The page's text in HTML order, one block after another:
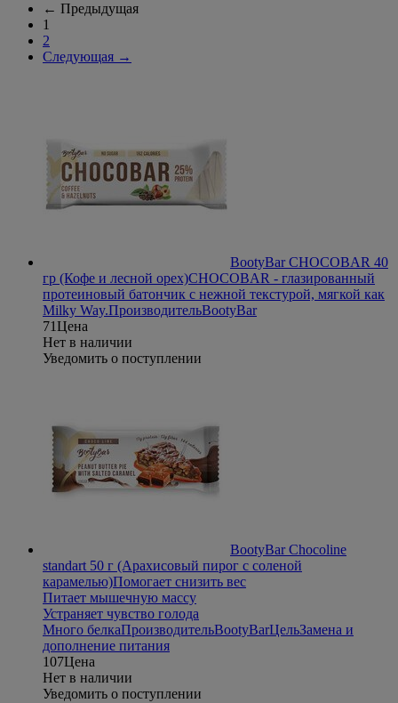
← Предыдущая
1
2
Следующая →
BootyBar CHOCOBAR 40
гр (Кофе и лесной орех)CHOCOBAR - глазированный
протеиновый батончик с нежной текстурой, мягкой как
Milky Way.ПроизводительBootyBar
71Цена
Нет в наличии
Уведомить о поступлении
BootyBar Chocoline
standart 50 г (Арахисовый пирог с соленой
карамелью)Помогает снизить вес
Питает мышечную массу
Устраняет чувство голода
Много белкаПроизводительBootyBarЦельЗамена и
дополнение питания
107Цена
Нет в наличии
Уведомить о поступлении